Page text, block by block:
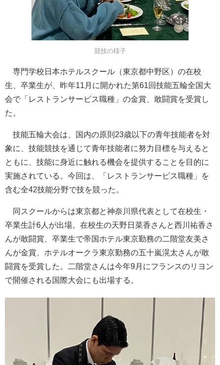
競技の様子
専門学校日本ホテルスクール（東京都中野区）の在校
生、卒業生が、昨年11月に開かれた第61回技能五輪全国大
会で「レストランサービス職種」の金賞、敢闘賞を受賞し
た。
技能五輪大会は、国内の原則23歳以下の青年技能者を対
象に、技能競技を通じて青年技能者に努力目標を与えると
ともに、技能に身近に触れる機会を提供することを目的に
実施されている。今回は、「レストランサービス職種」を
含む全42技能分野で技を競った。
同スクールからは東京都と神奈川県代表として在校生・
卒業生計6人が出場。在校生の天野日菜香さんと西川祐香さ
んが敢闘賞、卒業生で帝国ホテル東京勤務の二階堂友美さ
んが金賞、ホテルオークラ東京勤務の五十嵐滉太さんが敢
闘賞を受賞した。二階堂さんは今年9月にフランスのリヨン
で開催される国際大会にも出場する。